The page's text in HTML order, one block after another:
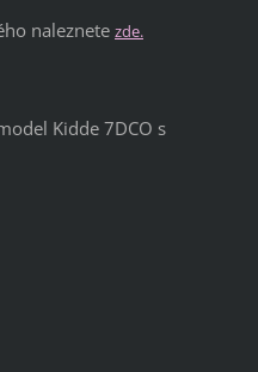
naleznete zde.
Kidde 7DCO s